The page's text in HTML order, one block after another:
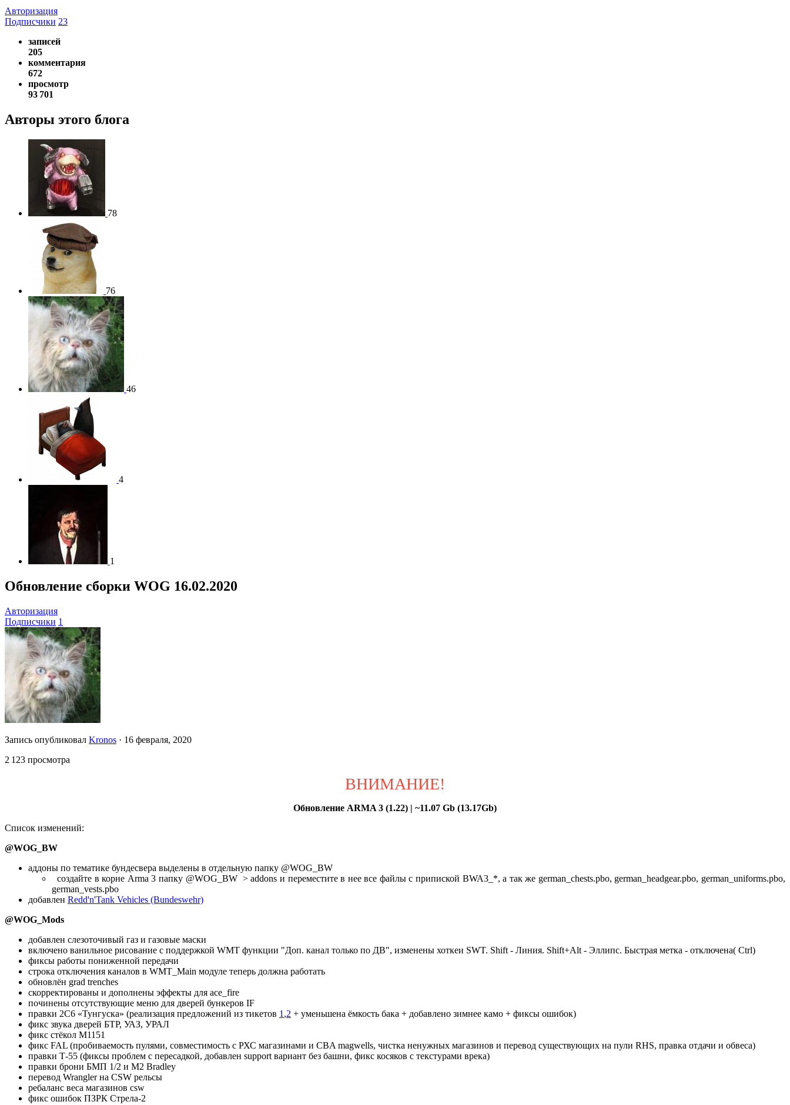
Авторизация
Подписчики 23
записей
205
комментария
672
просмотр
93 701
Авторы этого блога
78
76
46
4
1
Обновление сборки WOG 16.02.2020
Авторизация
Подписчики 1
Запись опубликовал Kronos · 16 февраля, 2020
2 123 просмотра
ВНИМАНИЕ!
Обновление ARMA 3 (1.22) | ~11.07 Gb (13.17Gb)
Список изменений:
@WOG_BW
аддоны по тематике бундесвера выделены в отдельную папку @WOG_BW
создайте в корне Arma 3 папку @WOG_BW > addons и переместите в нее все файлы с припиской BWA3_*, а так же german_chests.pbo, german_headgear.pbo, german_uniforms.pbo,
german_vests.pbo
добавлен Redd'n'Tank Vehicles (Bundeswehr)
@WOG_Mods
добавлен слезоточивый газ и газовые маски
включено ванильное рисование с поддержкой WMT функции "Доп. канал только по ДВ", изменены хоткеи SWT. Shift - Линия. Shift+Alt - Эллипс. Быстрая метка - отключена( Ctrl)
фиксы работы пониженной передачи
строка отключения каналов в WMT_Main модуле теперь должна работать
обновлён grad trenches
скорректированы и дополнены эффекты для ace_fire
починены отсутствующие меню для дверей бункеров IF
правки 2С6 «Тунгуска» (реализация предложений из тикетов 1 ,2 + уменьшена ёмкость бака + добавлено зимнее камо + фиксы ошибок)
фикс звука дверей БТР, УАЗ, УРАЛ
фикс стёкол M1151
фикс FAL (пробиваемость пулями, совместимость с РХС магазинами и CBA magwells, чистка ненужных магазинов и перевод существующих на пули RHS, правка отдачи и обвеса)
правки Т-55 (фиксы проблем с пересадкой, добавлен support вариант без башни, фикс косяков с текстурами врека)
правки брони БМП 1/2 и M2 Bradley
перевод Wrangler на CSW рельсы
ребаланс веса магазинов csw
фикс ошибок ПЗРК Стрела-2